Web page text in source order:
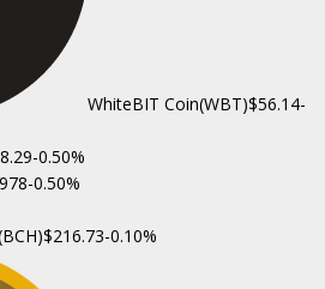
WhiteBIT Coin(WBT)$56.14-
-0.50%
-0.50%
$216.73-0.10%